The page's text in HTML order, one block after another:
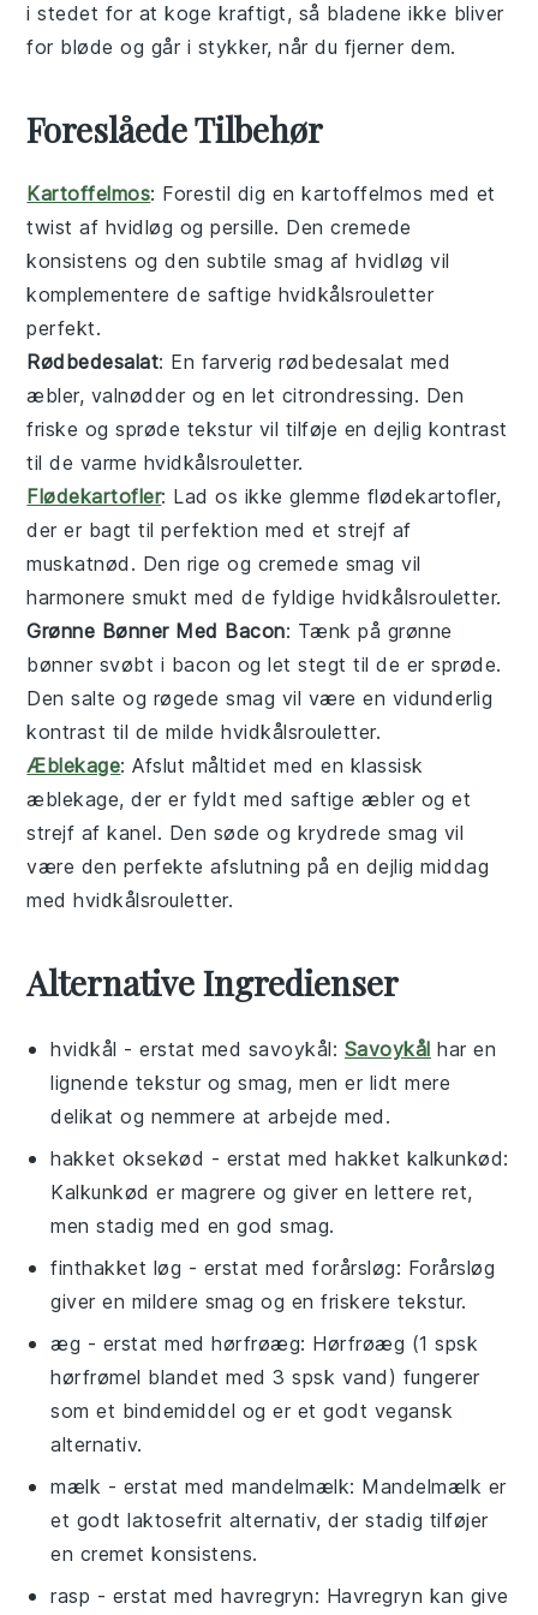
i stedet for at koge kraftigt, så bladene ikke bliver
for bløde og går i stykker, når du fjerner dem.
Foreslåede Tilbehør
Kartoffelmos: Forestil dig enkartoffelmos med et
twist af hvidløg ogpersille. Den cremede
konsistens og den subtile smag afhvidløg vil
komplementere de saftige hvidkålsrouletter
perfekt.
Rødbedesalat: En farverigrødbedesalat med
æbler, valnødder og en let citrondressing. Den
friske og sprøde tekstur vil tilføje en dejlig kontrast
til de varme hvidkålsrouletter.
Flødekartofler: Lad os ikke glemme flødekartofler,
der er bagt til perfektion med et strejf af
muskatnød . Den rige og cremede smag vil
harmonere smukt med de fyldige hvidkålsrouletter.
Grønne Bønner Med Bacon: Tænk på grønne
bønner svøbt i bacon og let stegt til de er sprøde.
Den salte og røgede smag vil være en vidunderlig
kontrast til de mildehvidkålsrouletter.
Æblekage: Afslut måltidet med en klassisk
æblekage, der er fyldt med saftige æbler og et
strejf afkanel. Den søde og krydrede smag vil
være den perfekte afslutning på en dejlig middag
medhvidkålsrouletter.
Alternative Ingredienser
hvidkål - erstat med savoykål: Savoykål har en
lignende tekstur og smag, men er lidt mere
delikat og nemmere at arbejde med.
hakket oksekød - erstat medhakket kalkunkød:
Kalkunkød er magrere og giver en lettere ret,
men stadig med en god smag.
finthakket løg - erstat medforårsløg: Forårsløg
giver en mildere smag og en friskere tekstur.
æg - erstat medhørfrøæg: Hørfrøæg (1 spsk
hørfrømel blandet med 3 spsk vand) fungerer
som et bindemiddel og er et godt vegansk
alternativ.
mælk - erstat medmandelmælk: Mandelmælk er
et godt laktosefrit alternativ, der stadig tilføjer
en cremet konsistens.
rasp - erstat medhavregryn: Havregryn kan give